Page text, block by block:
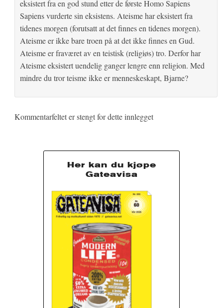
eksistert fra en god stund etter de første Homo Sapiens
Sapiens vurderte sin eksistens. Ateisme har eksistert fra
tidenes morgen (forutsatt at det finnes en tidenes morgen).
Ateisme er ikke bare troen på at det ikke finnes en Gud.
Ateisme er fraværet av en teistisk (religiøs) tro. Derfor har
Ateisme eksistert uendelig ganger lengre enn religion. Med
mindre du tror teisme ikke er menneskeskapt, Bjarne?
Kommentarfeltet er stengt for dette innlegget
Her kan du kjøpe
Gateavisa